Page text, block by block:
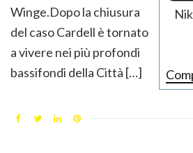
Winge.Dopo la chiusura
del caso Cardell è tornato
a vivere nei più profondi
bassifondi della Città […]